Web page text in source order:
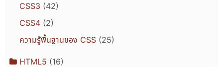
CSS3 (42)
CSS4(2)
ความรู้พื้นฐานของ CSS(25)
HTML5 (16)